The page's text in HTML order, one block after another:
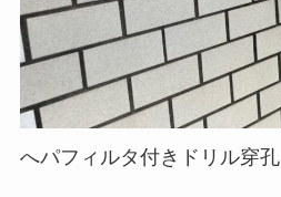
へパフィルタ付きドリル穿孔